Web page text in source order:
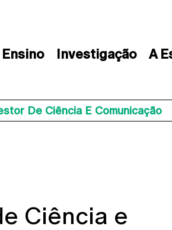
Ensino Investigação A
De Ciência E Comunicação
Ciência e